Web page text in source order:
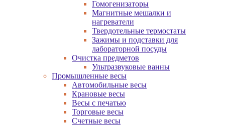
Гомогенизаторы
Магнитные мешалки и
нагреватели
Твердотельные термостаты
Зажимы и подставки для
лабораторной посуды
Очистка предметов
Ультразвуковые ванны
Промышленные весы
Автомобильные весы
Крановые весы
Весы с печатью
Торговые весы
Счетные весы